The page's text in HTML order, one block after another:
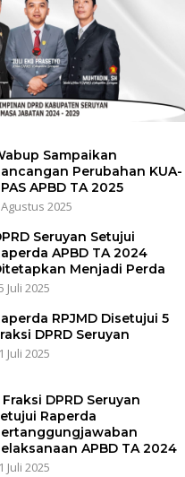
Sampaikan
Perubahan KUA-
APBD TA 2025
2025
Seruyan Setujui
APBD TA 2024
Menjadi Perda
Juli 2025
RPJMD Disetujui 5
DPRD Seruyan
Juli 2025
Fraksi DPRD Seruyan
Raperda
APBD TA 2024
Juli 2025